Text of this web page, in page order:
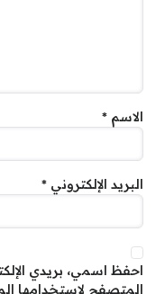
الاسم *
البريد الإلكتروني *
احفظ اسمي، بريدي
المتصفح لاستخدامها